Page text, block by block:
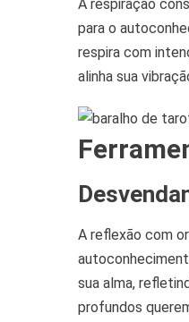
A respiração
para o
respira com
alinha sua
A reflexão com
sua alma,
profundos